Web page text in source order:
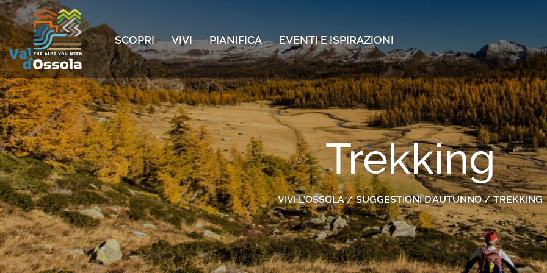
SCOPRI VIVI PIANIFICA EVENTI E ISPIRAZIONI
Trekking
VIVI L’OSSOLA/SUGGESTIONI D’AUTUNNO/TREKKING